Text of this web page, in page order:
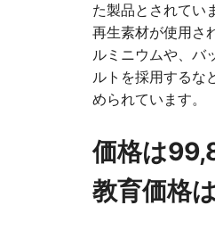
た製品とされてい
再生素材が使用さ
ルミニウムや、バ
ルトを採用するな
められています。
価格は
教育価格